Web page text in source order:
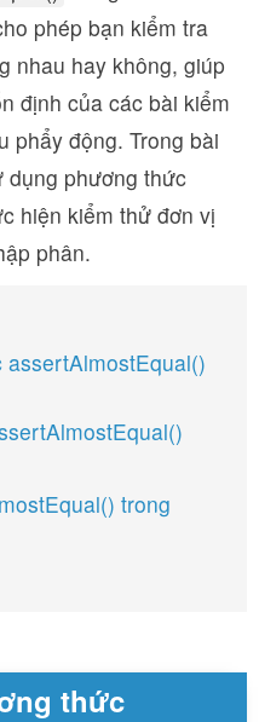
phép bạn kiểm tra
nhau hay không, giúp
định của các bài kiểm
phẩy động. Trong bài
dụng phương thức
hiện kiểm thử đơn vị
phân.
trong
thức